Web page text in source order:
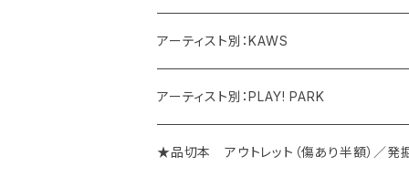
アーティスト別：KAWS
アーティスト別：PLAY! PARK
★品切本 アウトレット（傷あり半額）／発掘